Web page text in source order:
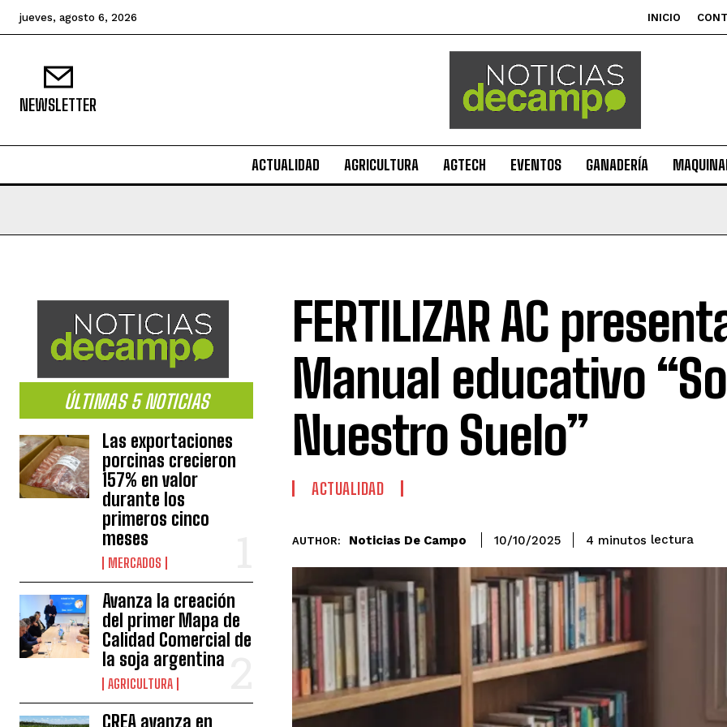
jueves, agosto 6, 2026 INICIO
NEWSLETTER
ACTUALIDAD AGRICULTURA AGTECH EVENTOS GANADERÍA
ÚLTIMAS 5 NOTICIAS
Las exportaciones
porcinas crecieron
157% en valor
durante los
primeros cinco
meses
MERCADOS
Avanza la creación
del primer Mapa de
Calidad Comercial de
la soja argentina
AGRICULTURA
CREA avanza en
FERTILIZAR AC
Manual educativo
Nuestro Suelo”
ACTUALIDAD
AUTHOR: Noticias De Campo 10/10/2025 4 minutos lectura